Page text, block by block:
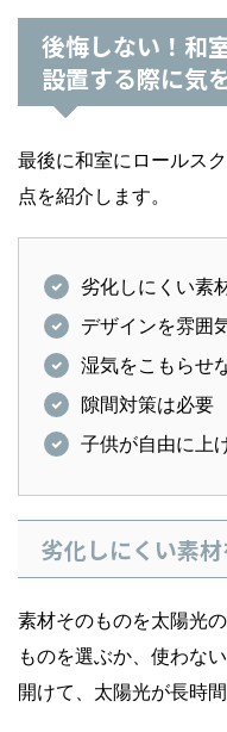
後悔しない！和
設置する際に気
最後に和室にロールス
点を紹介します。
劣化しにくい素
デザインを雰囲
湿気をこもらせ
隙間対策は必要
子供が自由に上
劣化しにくい素
素材そのものを太陽光
ものを選ぶか、使わな
開けて、太陽光が長時